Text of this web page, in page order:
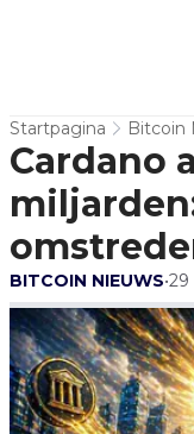
Startpagina Bitcoin
Cardano
BITCOIN NIEUWS•29